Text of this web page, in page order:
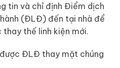
tin và chỉ định Điểm dịch
(ĐLĐ) đến tại nhà để
thế linh kiện mới.
ĐLĐ thay mặt chúng